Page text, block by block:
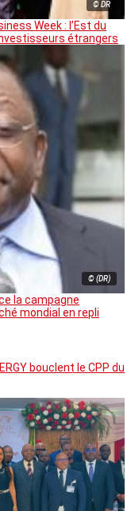
© DR
Week : l’Est du
étrangers
© (DR)
la campagne
mondial en repli
bouclent le CPP du